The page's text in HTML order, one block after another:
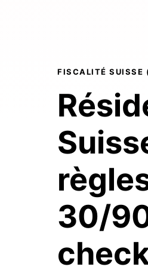
FISCALITÉ SUISSE
30/